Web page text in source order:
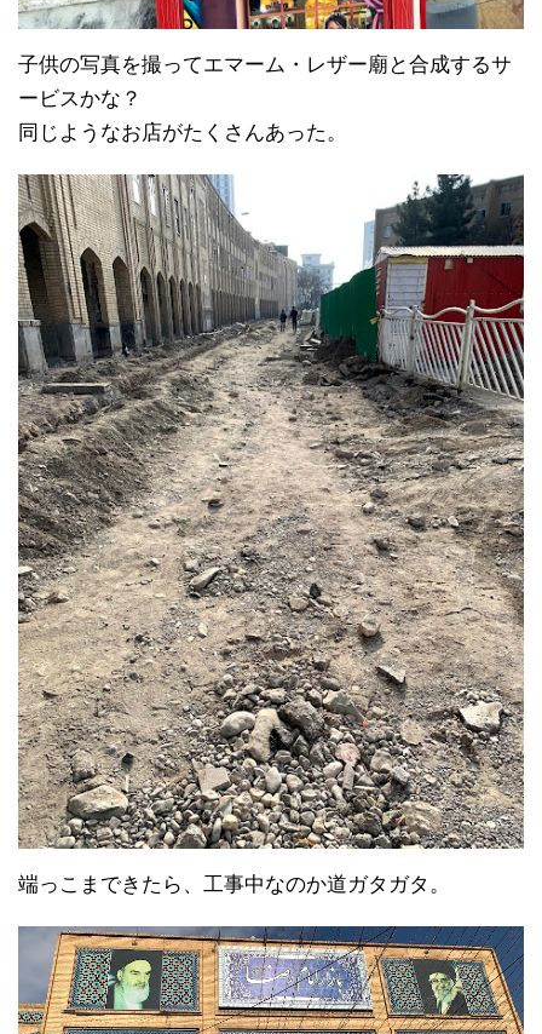
子供の写真を撮ってエマーム・レザー廟と合成するサ
ービスかな？
同じようなお店がたくさんあった。
端っこまできたら、工事中なのか道ガタガタ。